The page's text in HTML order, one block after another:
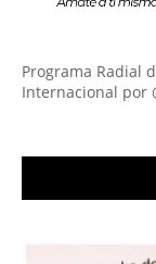
Programa Radial
Internacional por